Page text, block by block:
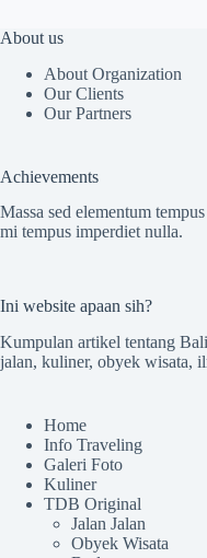
About us
About Organization
Our Clients
Our Partners
Achievements
Massa sed elementum
mi tempus imperdiet nulla.
Ini website apaan sih?
Kumpulan artikel tentang
jalan, kuliner, obyek wisata,
Home
Info Traveling
Galeri Foto
Kuliner
TDB Original
Jalan Jalan
Obyek Wisata